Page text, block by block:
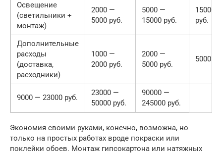
Освещение
(светильники +
монтаж)
2000 —
5000 руб.
5000 —
15000 руб.
15000
руб.
Дополнительные
расходы
(доставка,
расходники)
1000 —
2000 руб.
2000 —
5000 руб.
5000 —
9000 — 23000 руб.
23000 —
50000 руб.
90000 —
245000 руб.
Экономия своими руками, конечно, возможна, но
только на простых работах вроде покраски или
поклейки обоев. Монтаж гипсокартона или натяжных